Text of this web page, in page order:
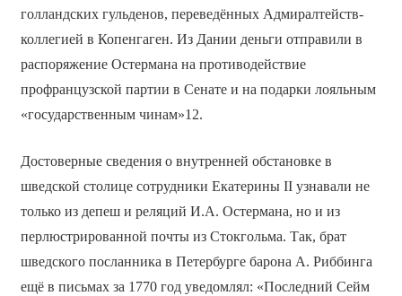
голландских гульденов, переведённых Адмиралтейств-
коллегией в Копенгаген. Из Дании деньги отправили в
распоряжение Остермана на противодействие
профранцузской партии в Сенате и на подарки лояльным
«государственным чинам»12.
Достоверные сведения о внутренней обстановке в
шведской столице сотрудники Екатерины II узнавали не
только из депеш и реляций И.А. Остермана, но и из
перлюстрированной почты из Стокгольма. Так, брат
шведского посланника в Петербурге барона А. Риббинга
ещё в письмах за 1770 год уведомлял: «Последний Сейм